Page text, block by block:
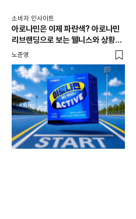
소비자 인사이트
아로나민은 이제 파란색? 아로나민
리브랜딩으로 보는 웰니스와 상황
최적화 전략
노준영